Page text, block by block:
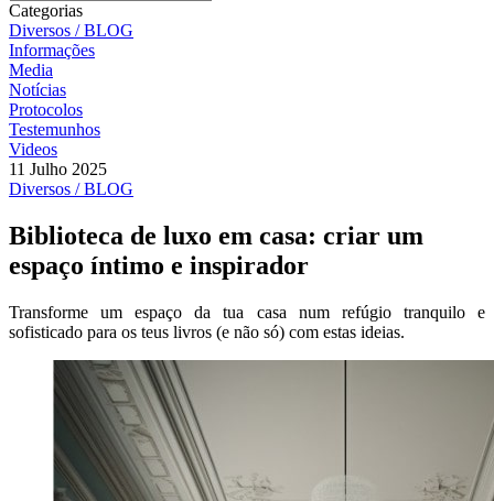
Categorias
Diversos / BLOG
Informações
Media
Notícias
Protocolos
Testemunhos
Videos
11 Julho 2025
Diversos / BLOG
Biblioteca de luxo em casa: criar um
espaço íntimo e inspirador
Transforme um espaço da tua casa num refúgio tranquilo e
sofisticado para os teus livros (e não só) com estas ideias.